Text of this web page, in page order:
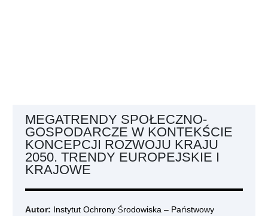
MEGATRENDY SPOŁECZNO-
GOSPODARCZE W KONTEKŚCIE
KONCEPCJI ROZWOJU KRAJU
2050. TRENDY EUROPEJSKIE I
KRAJOWE
Autor: Instytut Ochrony Środowiska – Państwowy